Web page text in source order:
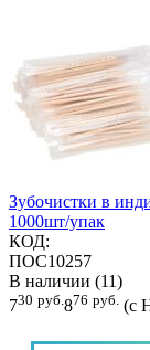
Зубочистки в
1000шт/упак
КОД:
ПОС10257
В наличии (11)
730 руб. 876 руб. (с